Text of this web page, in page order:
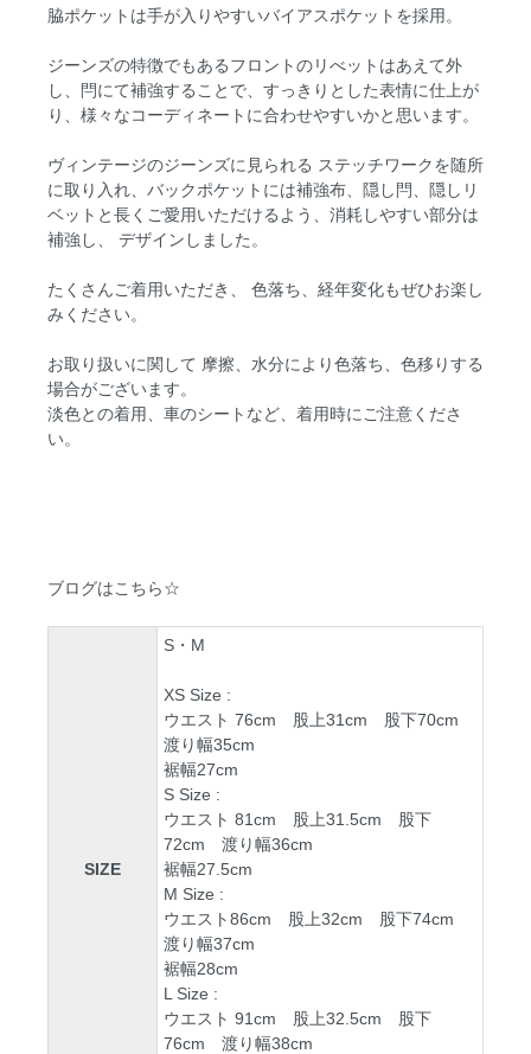
脇ポケットは手が入りやすいバイアスポケットを採用。
ジーンズの特徴でもあるフロントのリべットはあえて外
し、閂にて補強することで、すっきりとした表情に仕上が
り、様々なコーディネートに合わせやすいかと思います。
ヴィンテージのジーンズに見られる ステッチワークを随所
に取り入れ、バックポケットには補強布、隠し閂、隠しリ
ベットと長くご愛用いただけるよう、消耗しやすい部分は
補強し、 デザインしました。
たくさんご着用いただき、 色落ち、経年変化もぜひお楽し
みください。
お取り扱いに関して 摩擦、水分により色落ち、色移りする
場合がございます。
淡色との着用、車のシートなど、着用時にご注意くださ
い。
ブログはこちら☆
SIZE
S・M
XS Size :
ウエスト 76cm 股上31cm 股下70cm
渡り幅35cm
裾幅27cm
S Size :
ウエスト 81cm 股上31.5cm 股下
72cm 渡り幅36cm
裾幅27.5cm
M Size :
ウエスト86cm 股上32cm 股下74cm
渡り幅37cm
裾幅28cm
L Size :
ウエスト 91cm 股上32.5cm 股下
76cm 渡り幅38cm